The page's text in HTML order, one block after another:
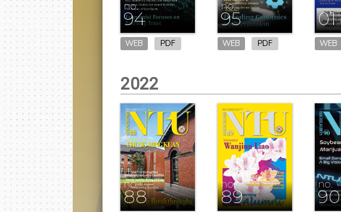
no.
94
WEB PDF
no.
95
WEB PDF
01
WEB
2022
no.
88
no.
89
no.
90